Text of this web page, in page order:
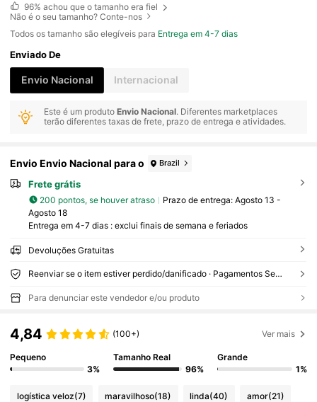
96% achou que o tamanho era fiel
Não é o seu tamanho? Conte-nos
Todos os tamanho são elegíveis para Entrega em 4-7 dias
Enviado De
Envio Nacional Internacional
Este é um produtoEnvio Nacional. Diferentes marketplaces
terão diferentes taxas de frete, prazo de entrega e atividades.
Envio Envio Nacional para o Brazil
Frete grátis
200 pontos, se houver atraso Prazo de entrega: Agosto 13 -
Agosto 18
Entrega em 4-7 dias : exclui finais de semana e feriados
Devoluções Gratuitas
Reenviar se o item estiver perdido/danificado · Pagamentos Seguros · Proteção de privacidade
Para denunciar este vendedor e/ou produto
4,84 (100+) Ver mais
Pequeno
3%
Tamanho Real
96%
Grande
1%
logística veloz(7) maravilhoso(18) linda(40) amor(21)